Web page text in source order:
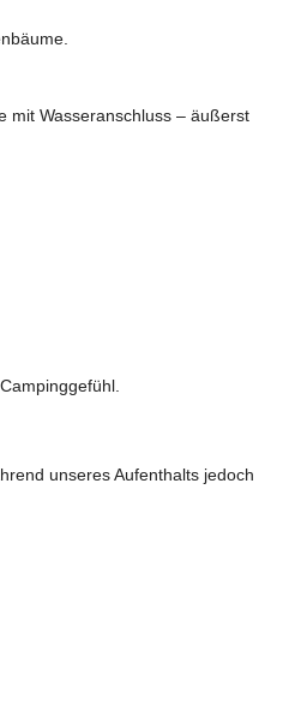
mit Wasseranschluss – äußerst
unseres Aufenthalts jedoch